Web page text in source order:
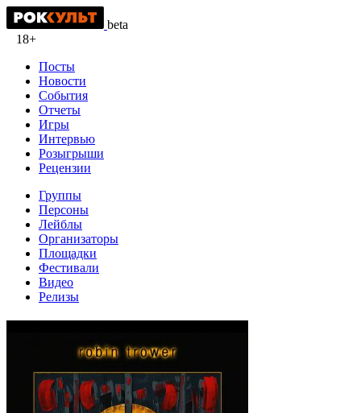
beta
18+
Посты
Новости
События
Отчеты
Игры
Интервью
Розыгрыши
Рецензии
Группы
Персоны
Лейблы
Организаторы
Площадки
Фестивали
Видео
Релизы